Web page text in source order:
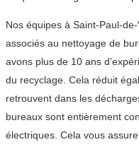
Nos équipes à Saint-Paul-
associés au nettoyage de
avons plus de 10 ans
du recyclage. Cela réduit
retrouvent dans les
bureaux sont entièrement
électriques. Cela vous